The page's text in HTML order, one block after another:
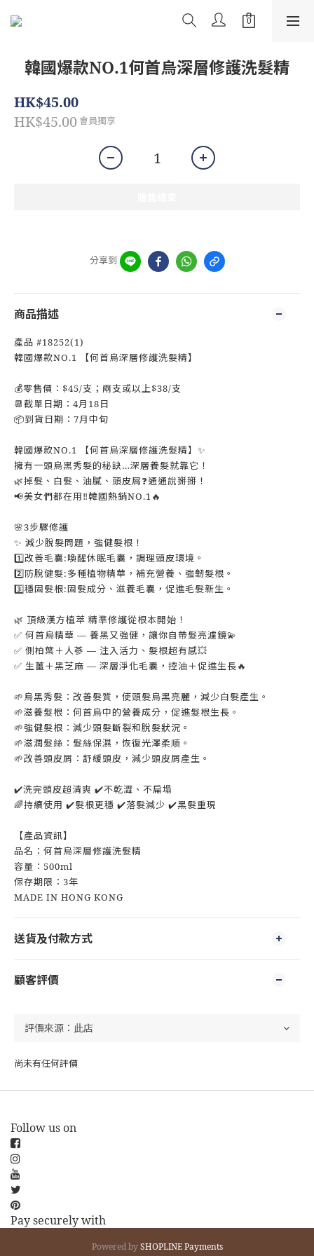
韓國爆款NO.1何首烏深層修護洗髮精
HK$45.00
HK$45.00 會員獨享
分享到
商品描述
產品 #18252(1)
韓國爆款NO.1 【何首烏深層修護洗髮精】
💰零售價：$45/支；兩支或以上$38/支
📆截單日期：4月18日
📦到貨日期：7月中旬
韓國爆款NO.1 【何首烏深層修護洗髮精】✨
擁有一頭烏黑秀髮的秘訣…深層養髮就靠它！
🌿掉髮、白髮、油膩、頭皮屑❓通通說掰掰！
📢美女們都在用‼️韓國熱銷NO.1🔥
🌸3步驟修護
✨ 減少脫髮問題，強健髮根！
1️⃣改善毛囊:喚醒休眠毛囊，調理頭皮環境。
2️⃣防脫健髮:多種植物精華，補充營養、強韌髮根。
3️⃣穩固髮根:固髮成分、滋養毛囊，促進毛髮新生。
🌿 頂級漢方植萃 精準修護從根本開始！
✅ 何首烏精華 — 養黑又強健，讓你自帶髮亮濾鏡💫
✅ 側柏葉＋人蔘 — 注入活力、髮根超有感💥
✅ 生薑＋黑芝麻 — 深層淨化毛囊，控油＋促進生長🔥
🌱烏黑秀髮：改善髮質，使頭髮烏黑亮麗，減少白髮產生。
🌱滋養髮根：何首烏中的營養成分，促進髮根生長。
🌱強健髮根：減少頭髮斷裂和脫髮狀況。
🌱滋潤髮絲：髮絲保濕，恢復光澤柔順。
🌱改善頭皮屑：舒緩頭皮，減少頭皮屑產生。
✔️洗完頭皮超清爽 ✔️不乾澀、不扁塌
🌈持續使用 ✔️髮根更穩 ✔️落髮減少 ✔️黑髮重現
【產品資訊】
品名：何首烏深層修護洗髮精
容量：500ml
保存期限：3年
MADE IN HONG KONG
送貨及付款方式
顧客評價
尚未有任何評價
Follow us on
Pay securely with
Powered bySHOPLINE Payments